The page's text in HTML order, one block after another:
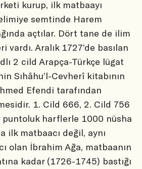
kurup, ilk matbaayı
semtinde Harem
açtılar. Dört tane de ilim
Aralık 1727’de basılan
2 cild Arapça-Türkçe lügat
Sıhâhu’l-Cevherî kitabının
Efendi tarafından
1. Cild 666, 2. Cild 756
puntoluk harflerle 1000 nüsha
ilk matbaacı değil, aynı
olan İbrahim Ağa, matbaanın
kadar (1726-1745) bastığı